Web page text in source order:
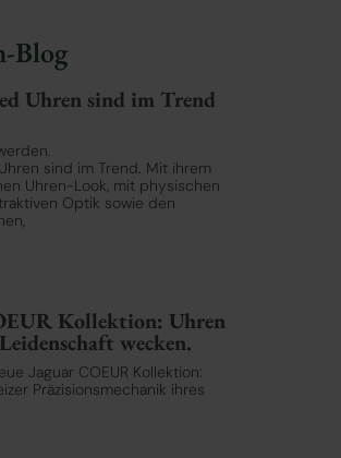
Blog
Uhren sind im Trend
sind im Trend. Mit ihrem
Uhren-Look, mit physischen
Optik sowie den
Kollektion: Uhren
wecken.
Jaguar COEUR Kollektion:
Präzisionsmechanik ihres